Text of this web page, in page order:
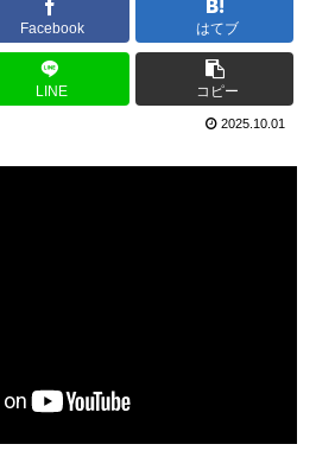
Facebook はてブ
LINE コピー
2025.10.01